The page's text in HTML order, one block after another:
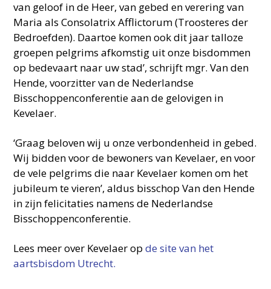
van geloof in de Heer, van gebed en verering van
Maria als Consolatrix Afflictorum (Troosteres der
Bedroefden). Daartoe komen ook dit jaar talloze
groepen pelgrims afkomstig uit onze bisdommen
op bedevaart naar uw stad’, schrijft mgr. Van den
Hende, voorzitter van de Nederlandse
Bisschoppenconferentie aan de gelovigen in
Kevelaer.
‘Graag beloven wij u onze verbondenheid in gebed.
Wij bidden voor de bewoners van Kevelaer, en voor
de vele pelgrims die naar Kevelaer komen om het
jubileum te vieren’, aldus bisschop Van den Hende
in zijn felicitaties namens de Nederlandse
Bisschoppenconferentie.
Lees meer over Kevelaer opde site van het
aartsbisdom Utrecht.